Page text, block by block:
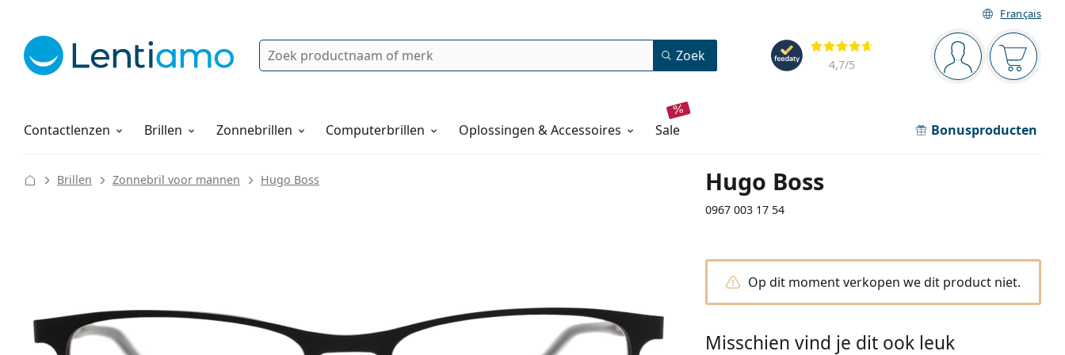
Français
Navigatie
Je bent ingelogd
Jouw
Beoordelingen
4,7/5
Zoek Zoek
Contactlenzen
Lenzenvloeistoffen Brillen Zonnebrillen Computerbrillen Oplossingen & Accessoires sale Bonusproducten
Hoe bestellen
Hugo Boss
0967 003 17 54
Brillen Zonnebril voor mannen Hugo Boss
Op dit moment verkopen we dit product niet.
Misschien vind je dit ook leuk